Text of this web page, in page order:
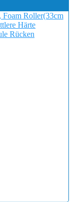
Foam Roller(33cm
Härte
Rücken